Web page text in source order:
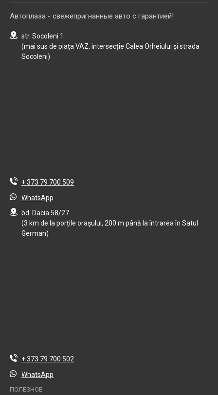
Автоплаза - свежепригнанные авто с гарантией!
str. Socoleni 1
(mai sus de piața VAZ, intersecție Calea Orheiului și strada
Socoleni)
+ 373 79 700 509
WhatsApp
bd. Dacia 58/27
(3 km de la porțile orașului, 200 m până la întrarea în Satul
German)
+ 373 79 700 502
WhatsApp
ПОЛЕЗНОЕ